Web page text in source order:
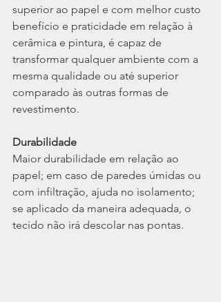
superior ao papel e com melhor custo
benefício e praticidade em relação à
cerâmica e pintura, é capaz de
transformar qualquer ambiente com a
mesma qualidade ou até superior
comparado às outras formas de
revestimento.
Durabilidade
Maior durabilidade em relação ao
papel; em caso de paredes úmidas ou
com infiltração, ajuda no isolamento;
se aplicado da maneira adequada, o
tecido não irá descolar nas pontas.